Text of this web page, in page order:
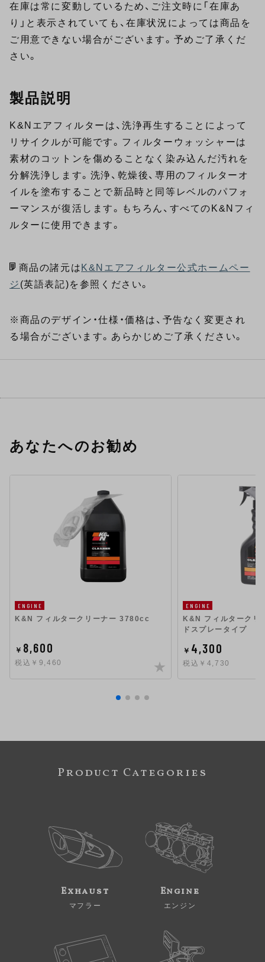
在庫は常に変動しているため、ご注文時に「在庫あ
り」と表示されていても、在庫状況によっては商品を
ご用意できない場合がございます。予めご了承くだ
さい。
製品説明
K&Nエアフィルターは、洗浄再生することによって
リサイクルが可能です。フィルターウォッシャーは
素材のコットンを傷めることなく染み込んだ汚れを
分解洗浄します。洗浄、乾燥後、専用のフィルターオ
イルを塗布することで新品時と同等レベルのパフォ
ーマンスが復活します。もちろん、すべてのK&Nフィ
ルターに使用できます。
商品の諸元は K&Nエアフィルター公式ホームペー
ジ (英語表記)を参照ください。
※商品のデザイン・仕様・価格は、予告なく変更され
る場合がございます。あらかじめご了承ください。
あなたへのお勧め
ENGINE
K&N フィルタークリーナー 3780cc
￥ 8,600
税込￥9,460
ENGINE
K&N フィルターク
ドスプレータイプ
￥ 4,300
税込￥4,730
Product Categories
Exhaust
マフラー
Engine
エンジン